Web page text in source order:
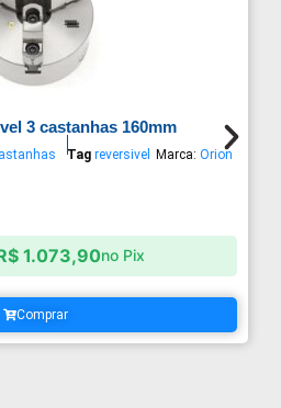
3 castanhas 160mm
Tag reversivel Marca: Orion
1.073,90no Pix
Comprar